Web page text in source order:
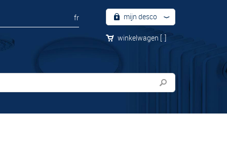
fr mijn desco
winkelwagen [ ]